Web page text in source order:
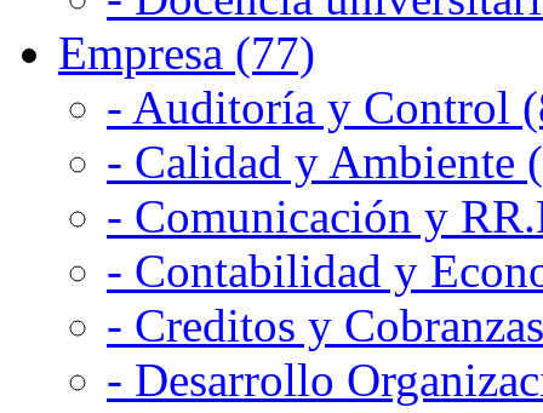
Empresa (77)
- Auditoría y Control
- Calidad y Ambiente
- Comunicación y
- Contabilidad y
- Creditos y
- Desarrollo